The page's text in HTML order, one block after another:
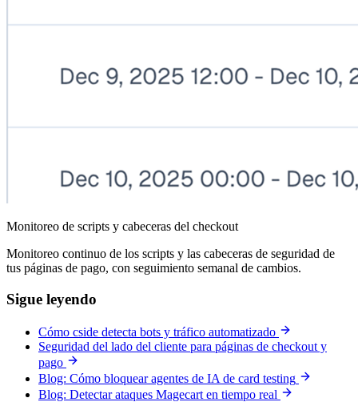
Monitoreo de scripts y cabeceras del checkout
Monitoreo continuo de los scripts y las cabeceras de seguridad de
tus páginas de pago, con seguimiento semanal de cambios.
Sigue leyendo
Cómo cside detecta bots y tráfico automatizado
Seguridad del lado del cliente para páginas de checkout y
pago
Blog: Cómo bloquear agentes de IA de card testing
Blog: Detectar ataques Magecart en tiempo real